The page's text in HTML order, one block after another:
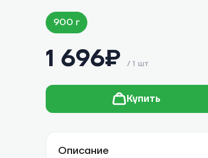
900 г
1 696₽ / 1 шт
Купить
Описание